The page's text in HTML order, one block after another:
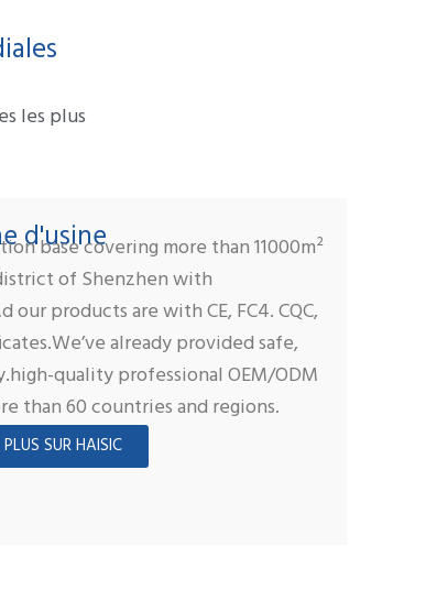
les plus
d'usine
base covering more than 11000m²
of Shenzhen with
our products are with CE, FC4. CQC,
already provided safe,
quality professional OEM/ODM
than 60 countries and regions.
SUR HAISIC